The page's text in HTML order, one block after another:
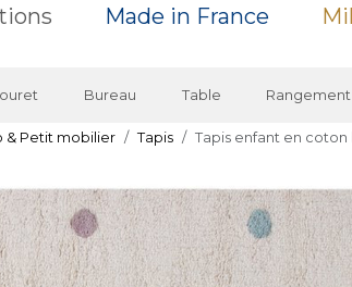
Made in France
Bureau Table Rangement
& Petit mobilier Tapis Tapis enfant en